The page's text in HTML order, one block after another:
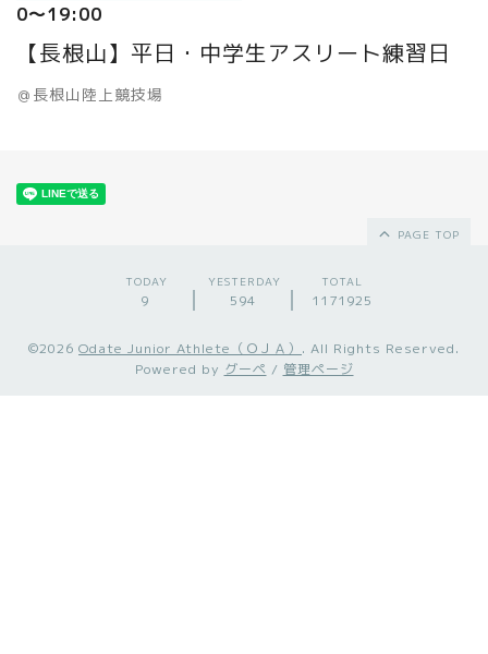
0～19:00
【長根山】平日・中学生アスリート練習日
＠長根山陸上競技場
PAGE TOP
TODAY
9
YESTERDAY
594
TOTAL
1171925
©2026 Odate Junior Athlete（ＯＪＡ） . All Rights Reserved.
Powered by グーペ / 管理ページ